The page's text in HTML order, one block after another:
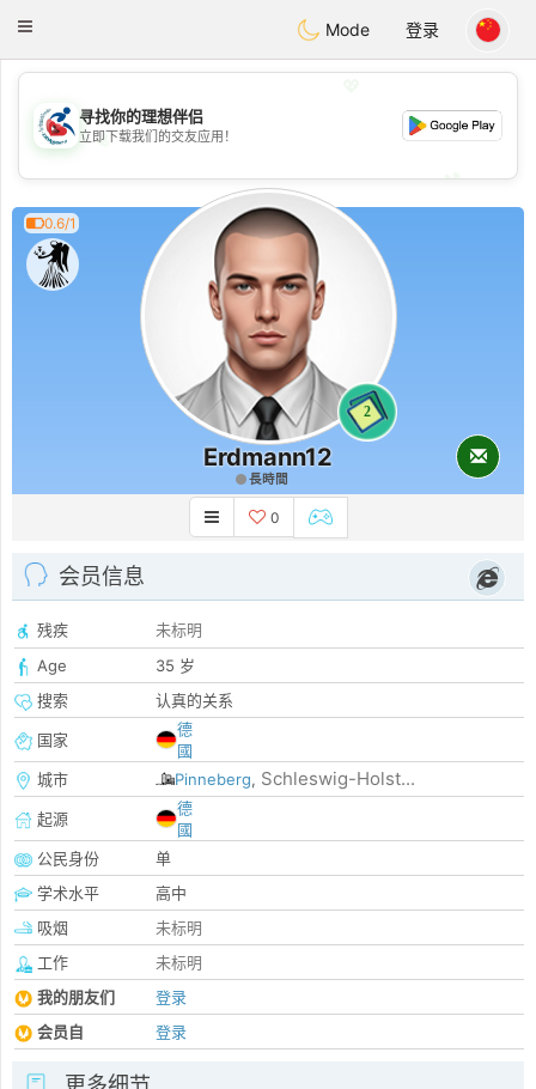
Handi Space
Toggle
Mode 登录
💖
💕
💕
寻找你的理想伴侣
立即下载我们的交友应用！
0.6/1
2
Erdmann12
長時間
0
会员信息
残疾
未标明
Age
35 岁
搜索
认真的关系
国家
德
國
城市
Pinneberg, Schleswig-Holst...
起源
德
國
公民身份
单
学术水平
高中
吸烟
未标明
工作
未标明
我的朋友们
登录
会员自
登录